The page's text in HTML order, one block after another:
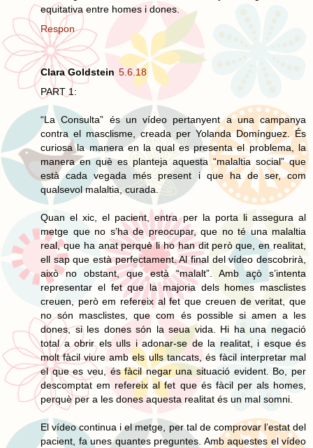
equitativa entre homes i dones.
Respon
Clara Goldstein 5.6.18
PART 1:
“La Consulta” és un vídeo pertanyent a una campanya
contra el masclisme, creada per Yolanda Domínguez. És
curiosa la manera en la qual es presenta el problema, la
manera en què es planteja aquesta “malaltia social” que
està cada vegada més present i que ha de ser, com
qualsevol malaltia, curada.
Quan el xic, el pacient, entra per la porta li assegura al
metge que no s’ha de preocupar, que no té una malaltia
real, que ha anat perquè li ho han dit però que, en realitat,
ell sap que està perfectament. Al final del vídeo descobrirà,
això no obstant, que està “malalt”. Amb açò s’intenta
representar el fet que la majoria dels homes masclistes
creuen, però em refereix al fet que creuen de veritat, que
no són masclistes, que com és possible si amen a les
dones, si les dones són la seua vida. Hi ha una negació
total a obrir els ulls i adonar-se de la realitat, i esque és
molt fàcil viure amb els ulls tancats, és fàcil interpretar mal
el que es veu, és fàcil negar una situació evident. Bo, per
descomptat em refereix al fet que és fàcil per als homes,
perquè per a les dones aquesta realitat és un mal somni.
El vídeo continua i el metge, per tal de comprovar l’estat del
pacient, fa unes quantes preguntes. Amb aquestes el vídeo